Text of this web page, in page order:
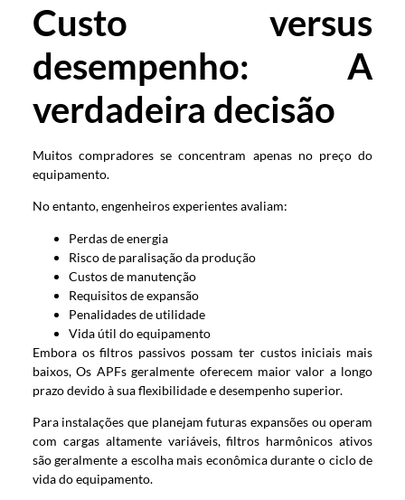
Custo versus
desempenho: A
verdadeira decisão
Muitos compradores se concentram apenas no preço do
equipamento.
No entanto, engenheiros experientes avaliam:
Perdas de energia
Risco de paralisação da produção
Custos de manutenção
Requisitos de expansão
Penalidades de utilidade
Vida útil do equipamento
Embora os filtros passivos possam ter custos iniciais mais
baixos, Os APFs geralmente oferecem maior valor a longo
prazo devido à sua flexibilidade e desempenho superior.
Para instalações que planejam futuras expansões ou operam
com cargas altamente variáveis, filtros harmônicos ativos
são geralmente a escolha mais econômica durante o ciclo de
vida do equipamento.